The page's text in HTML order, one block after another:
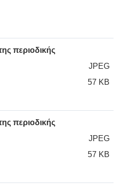
περιοδικής
JPEG
57 KB
περιοδικής
JPEG
57 KB